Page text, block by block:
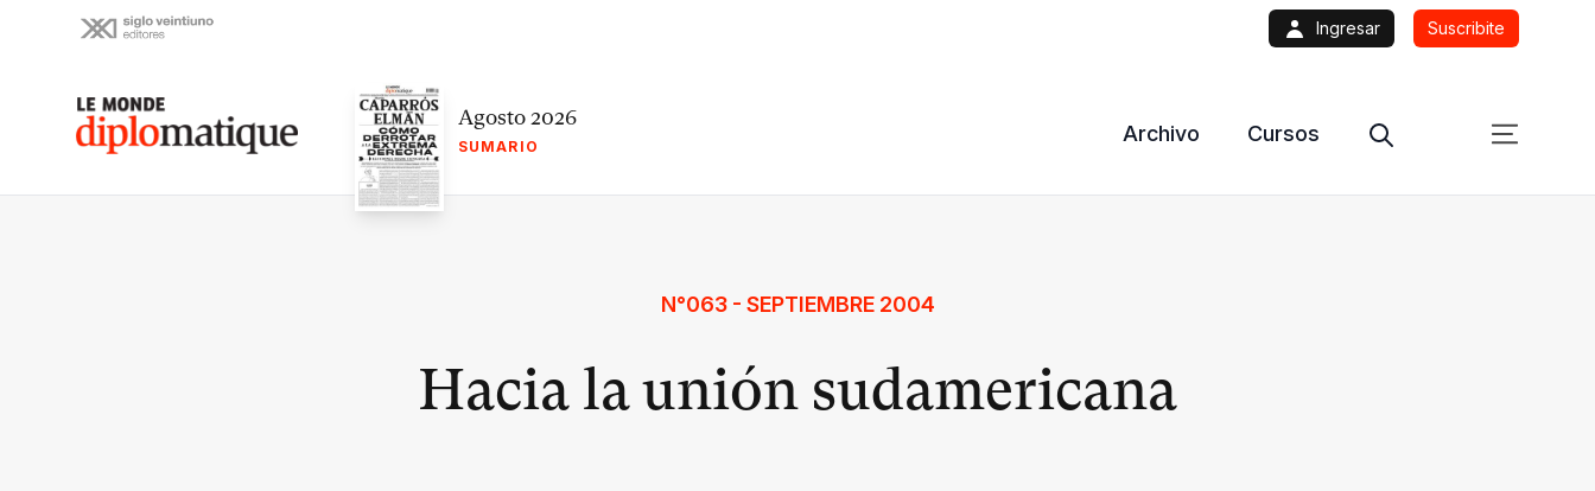
Ingresar Suscribite
Le monde diplomatique Agosto 2026
SUMARIO
Archivo Cursos
N°063 - SEPTIEMBRE 2004
Hacia la unión sudamericana